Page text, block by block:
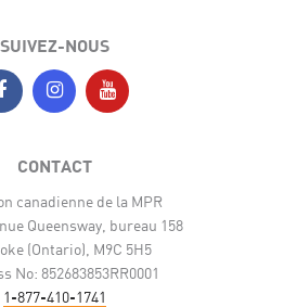
SUIVEZ-NOUS
CONTACT
canadienne de la MPR
Queensway, bureau 158
(Ontario), M9C 5H5
No: 852683853RR0001
1-877-410-1741